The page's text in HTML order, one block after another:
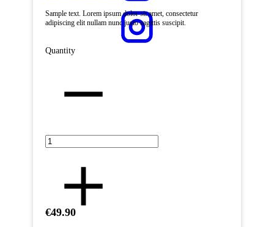
Sample text. Lorem ipsum dolor sit amet, consectetur
adipiscing elit nullam nunc justo sagittis suscipit.
Quantity
€49.90